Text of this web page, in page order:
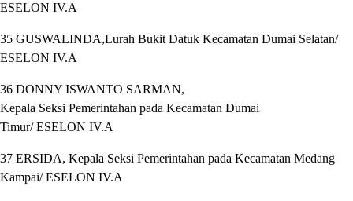
ESELON IV.A
35 GUSWALINDA,Lurah Bukit Datuk Kecamatan Dumai Selatan/
ESELON IV.A
36 DONNY ISWANTO SARMAN,
Kepala Seksi Pemerintahan pada Kecamatan Dumai
Timur/ ESELON IV.A
37 ERSIDA, Kepala Seksi Pemerintahan pada Kecamatan Medang
Kampai/ ESELON IV.A